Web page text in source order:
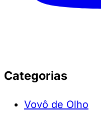
Categorias
Vovô de Olho